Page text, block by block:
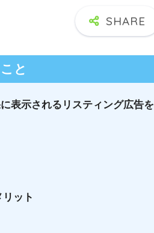
と
表示されるリスティング広告を
ット